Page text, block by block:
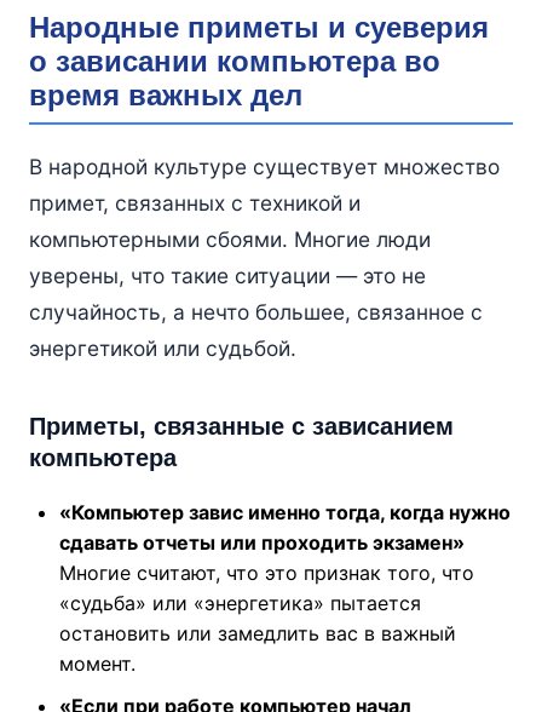
Народные приметы и суеверия
о зависании компьютера во
время важных дел
В народной культуре существует множество
примет, связанных с техникой и
компьютерными сбоями. Многие люди
уверены, что такие ситуации — это не
случайность, а нечто большее, связанное с
энергетикой или судьбой.
Приметы, связанные с зависанием
компьютера
«Компьютер завис именно тогда, когда нужно
сдавать отчеты или проходить экзамен»
Многие считают, что это признак того, что
«судьба» или «энергетика» пытается
остановить или замедлить вас в важный
момент.
«Если при работе компьютер начал